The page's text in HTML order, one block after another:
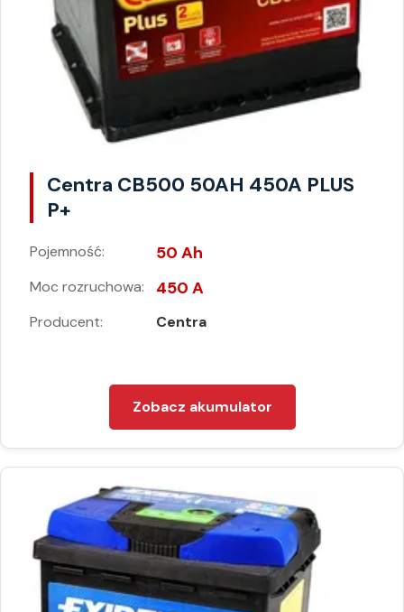
Centra CB500 50AH 450A PLUS
P+
Pojemność: 50 Ah
Moc rozruchowa: 450 A
Producent: Centra
Zobacz akumulator